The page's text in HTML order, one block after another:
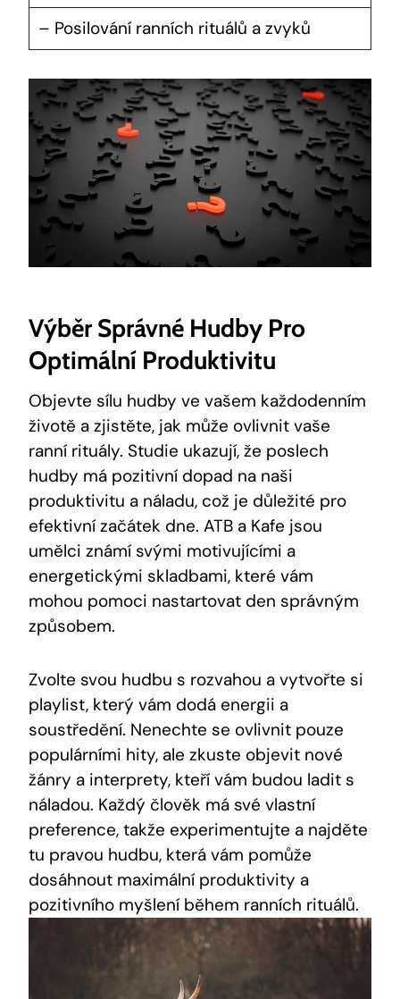
– Posilování ranních rituálů a zvyků
Výběr Správné Hudby Pro
Optimální Produktivitu
Objevte sílu hudby ve vašem každodenním
životě a zjistěte, jak může ovlivnit vaše
ranní rituály. Studie ukazují, že poslech
hudby má pozitivní dopad na naši
produktivitu a náladu, což je důležité pro
efektivní začátek dne. ATB a Kafe jsou
umělci známí svými motivujícími a
energetickými skladbami, které vám
mohou pomoci nastartovat den správným
způsobem.
Zvolte svou hudbu s rozvahou a vytvořte si
playlist, který vám dodá energii a
soustředění. Nenechte se ovlivnit pouze
populárními hity, ale zkuste objevit nové
žánry a interprety, kteří vám budou ladit s
náladou. Každý člověk má své vlastní
preference, takže experimentujte a najděte
tu pravou hudbu, která vám pomůže
dosáhnout maximální produktivity a
pozitivního myšlení během ranních rituálů.